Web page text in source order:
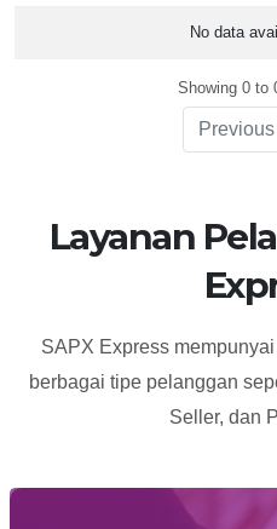
Alamat
No data
Showing 0 to
Previous
Layanan
SAPX Express
berbagai tipe pelanggan
Seller, dan